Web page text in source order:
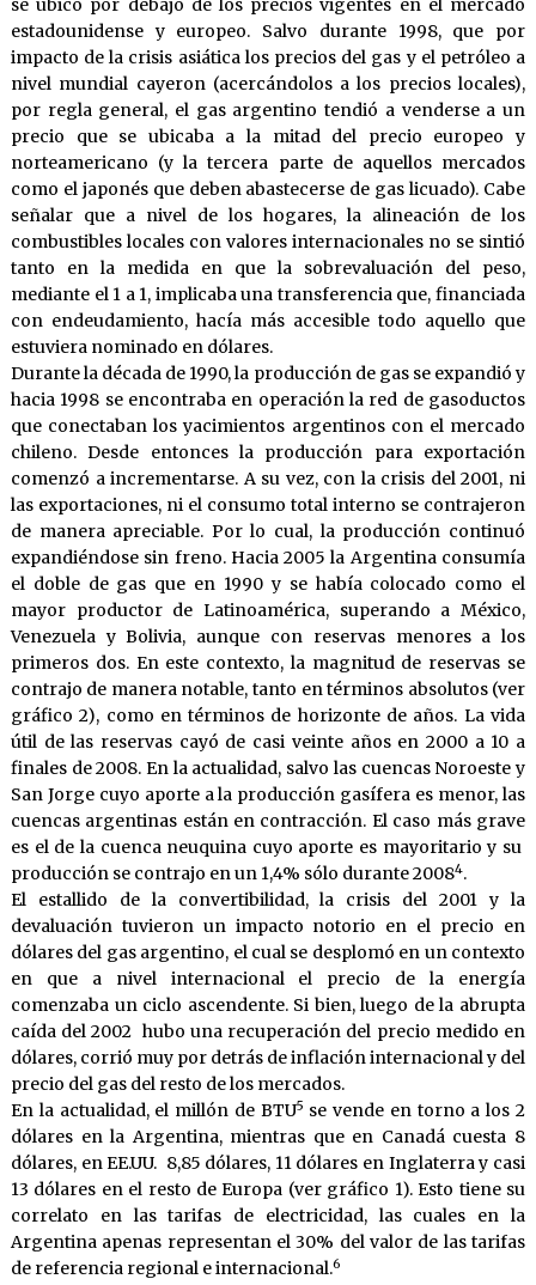
se ubicó por debajo de los precios vigentes en el mercado
estadounidense y europeo. Salvo durante 1998, que por
impacto de la crisis asiática los precios del gas y el petróleo a
nivel mundial cayeron (acercándolos a los precios locales),
por regla general, el gas argentino tendió a venderse a un
precio que se ubicaba a la mitad del precio europeo y
norteamericano (y la tercera parte de aquellos mercados
como el japonés que deben abastecerse de gas licuado). Cabe
señalar que a nivel de los hogares, la alineación de los
combustibles locales con valores internacionales no se sintió
tanto en la medida en que la sobrevaluación del peso,
mediante el 1 a 1, implicaba una transferencia que, financiada
con endeudamiento, hacía más accesible todo aquello que
estuviera nominado en dólares.
Durante la década de 1990, la producción de gas se expandió y
hacia 1998 se encontraba en operación la red de gasoductos
que conectaban los yacimientos argentinos con el mercado
chileno. Desde entonces la producción para exportación
comenzó a incrementarse. A su vez, con la crisis del 2001, ni
las exportaciones, ni el consumo total interno se contrajeron
de manera apreciable. Por lo cual, la producción continuó
expandiéndose sin freno. Hacia 2005 la Argentina consumía
el doble de gas que en 1990 y se había colocado como el
mayor productor de Latinoamérica, superando a México,
Venezuela y Bolivia, aunque con reservas menores a los
primeros dos. En este contexto, la magnitud de reservas se
contrajo de manera notable, tanto en términos absolutos (ver
gráfico 2), como en términos de horizonte de años. La vida
útil de las reservas cayó de casi veinte años en 2000 a 10 a
finales de 2008. En la actualidad, salvo las cuencas Noroeste y
San Jorge cuyo aporte a la producción gasífera es menor, las
cuencas argentinas están en contracción. El caso más grave
es el de la cuenca neuquina cuyo aporte es mayoritario y su
producción se contrajo en un 1,4% sólo durante 20084.
El estallido de la convertibilidad, la crisis del 2001 y la
devaluación tuvieron un impacto notorio en el precio en
dólares del gas argentino, el cual se desplomó en un contexto
en que a nivel internacional el precio de la energía
comenzaba un ciclo ascendente. Si bien, luego de la abrupta
caída del 2002 hubo una recuperación del precio medido en
dólares, corrió muy por detrás de inflación internacional y del
precio del gas del resto de los mercados.
En la actualidad, el millón de BTU5 se vende en torno a los 2
dólares en la Argentina, mientras que en Canadá cuesta 8
dólares, en EE.UU. 8,85 dólares, 11 dólares en Inglaterra y casi
13 dólares en el resto de Europa (ver gráfico 1). Esto tiene su
correlato en las tarifas de electricidad, las cuales en la
Argentina apenas representan el 30% del valor de las tarifas
de referencia regional e internacional.6